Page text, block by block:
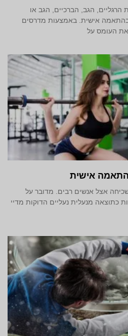
הגב, הברכיים, הגב או
אישית. באמצעות מדרסים
את העומס על
אישית
אצל אנשים רבים. מדובר על
כתוצאה מנעלית נעליים הדוקות מדיי